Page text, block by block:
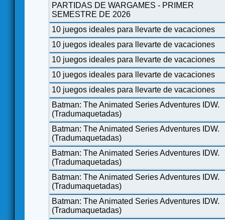
PARTIDAS DE WARGAMES - PRIMER
SEMESTRE DE 2026
10 juegos ideales para llevarte de vacaciones
10 juegos ideales para llevarte de vacaciones
10 juegos ideales para llevarte de vacaciones
10 juegos ideales para llevarte de vacaciones
10 juegos ideales para llevarte de vacaciones
Batman: The Animated Series Adventures IDW.
(Tradumaquetadas)
Batman: The Animated Series Adventures IDW.
(Tradumaquetadas)
Batman: The Animated Series Adventures IDW.
(Tradumaquetadas)
Batman: The Animated Series Adventures IDW.
(Tradumaquetadas)
Batman: The Animated Series Adventures IDW.
(Tradumaquetadas)